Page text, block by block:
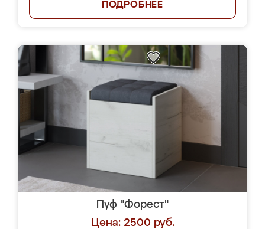
ПОДРОБНЕЕ
Пуф "Форест"
Цена: 2500 руб.